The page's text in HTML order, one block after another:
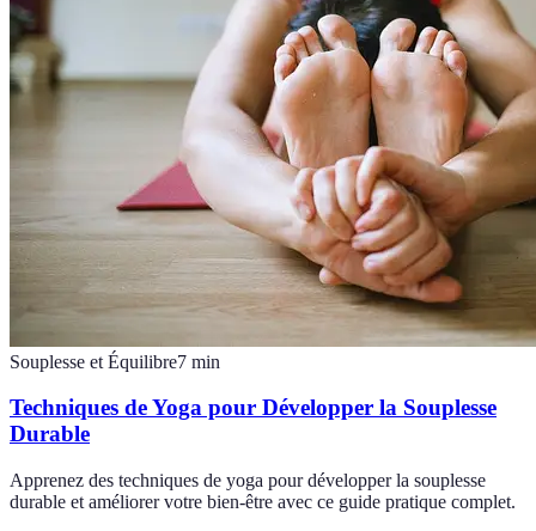
Souplesse et Équilibre7 min
Techniques de Yoga pour Développer la Souplesse
Durable
Apprenez des techniques de yoga pour développer la souplesse
durable et améliorer votre bien-être avec ce guide pratique complet.